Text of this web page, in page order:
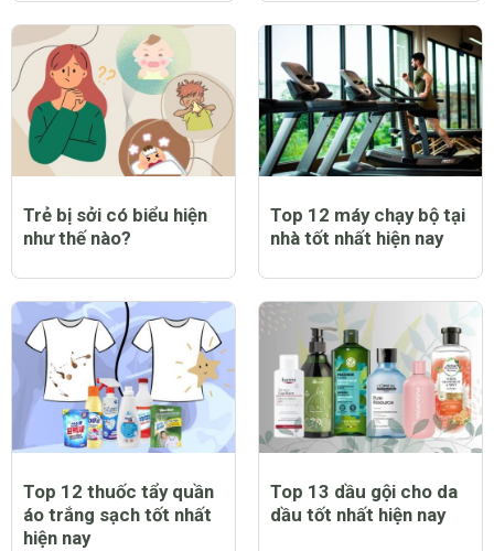
Trẻ bị sởi có biểu hiện
như thế nào?
Top 12 máy chạy bộ tại
nhà tốt nhất hiện nay
Top 12 thuốc tẩy quần
áo trắng sạch tốt nhất
hiện nay
Top 13 dầu gội cho da
dầu tốt nhất hiện nay